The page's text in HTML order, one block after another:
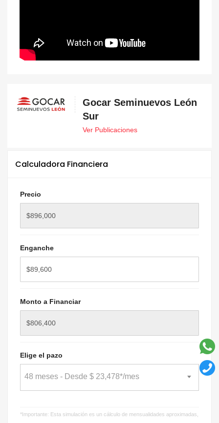
Gocar Seminuevos León
Sur
Ver Publicaciones
Calculadora Financiera
Precio
Enganche
Monto a Financiar
Elige el pazo
48 meses - Desde $ 23,478*/mes
*Importante: Esta simulación es un cálculo de mensualidades aproximadas,